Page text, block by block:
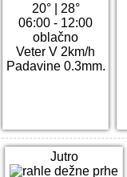
20°| 28°
06:00 - 12:00
oblačno
Veter V 2km/h
Padavine 0.3mm.
Jutro